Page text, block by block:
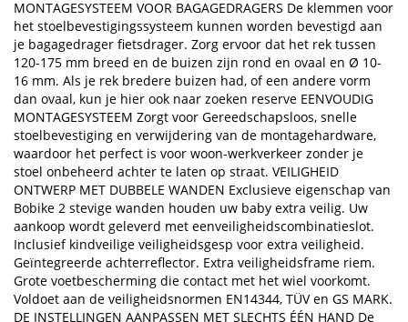
MONTAGESYSTEEM VOOR BAGAGEDRAGERS De klemmen voor
het stoelbevestigingssysteem kunnen worden bevestigd aan
je bagagedrager fietsdrager. Zorg ervoor dat het rek tussen
120-175 mm breed en de buizen zijn rond en ovaal en Ø 10-
16 mm. Als je rek bredere buizen had, of een andere vorm
dan ovaal, kun je hier ook naar zoeken reserve EENVOUDIG
MONTAGESYSTEEM Zorgt voor Gereedschapsloos, snelle
stoelbevestiging en verwijdering van de montagehardware,
waardoor het perfect is voor woon-werkverkeer zonder je
stoel onbeheerd achter te laten op straat. VEILIGHEID
ONTWERP MET DUBBELE WANDEN Exclusieve eigenschap van
Bobike 2 stevige wanden houden uw baby extra veilig. Uw
aankoop wordt geleverd met eenveiligheidscombinatieslot.
Inclusief kindveilige veiligheidsgesp voor extra veiligheid.
Geïntegreerde achterreflector. Extra veiligheidsframe riem.
Grote voetbescherming die contact met het wiel voorkomt.
Voldoet aan de veiligheidsnormen EN14344, TÜV en GS MARK.
DE INSTELLINGEN AANPASSEN MET SLECHTS ÉÉN HAND De